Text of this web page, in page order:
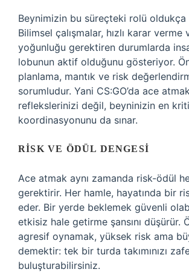
Beynimizin bu süreçteki rolü oldukça
Bilimsel çalışmalar, hızlı karar verme
yoğunluğu gerektiren durumlarda
lobunun aktif olduğunu gösteriyor.
planlama, mantık ve risk
sorumludur. Yani CS:GO’da ace
reflekslerinizi değil, beyninizin en
koordinasyonunu da sınar.
RISK VE ÖDÜL DENGESI
Ace atmak aynı zamanda risk-ödül
gerektirir. Her hamle, hayatında bir
eder. Bir yerde beklemek güvenli
etkisiz hale getirme şansını düşürür.
agresif oynamak, yüksek risk ama
demektir: tek bir turda takımınızı
buluşturabilirsiniz.